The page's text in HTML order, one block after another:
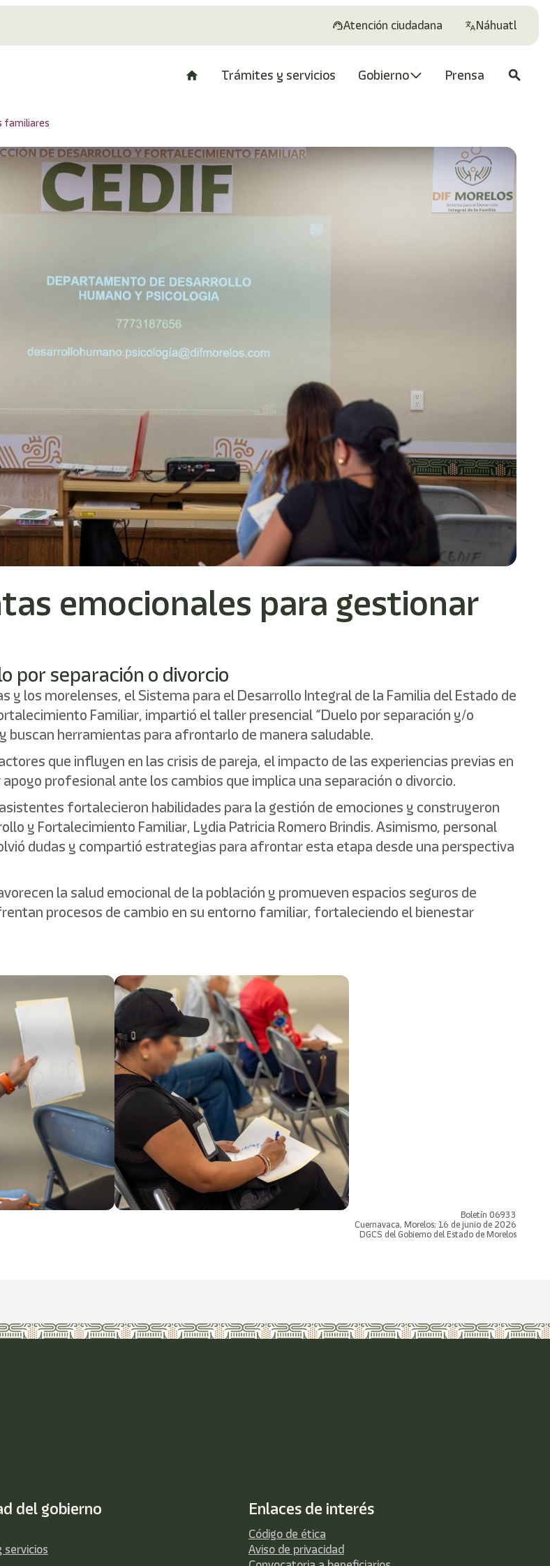
Atención ciudadana Náhuatl
Trámites y servicios Gobierno Prensa search
familiares
emocionales para gestionar
por separación o divorcio
los morelenses, el Sistema para el Desarrollo Integral de la Familia del Estado de
Familiar, impartió el taller presencial “Duelo por separación y/o
buscan herramientas para afrontarlo de manera saludable.
que influyen en las crisis de pareja, el impacto de las experiencias previas en
profesional ante los cambios que implica una separación o divorcio.
fortalecieron habilidades para la gestión de emociones y construyeron
y Fortalecimiento Familiar, Lydia Patricia Romero Brindis. Asimismo, personal
dudas y compartió estrategias para afrontar esta etapa desde una perspectiva
la salud emocional de la población y promueven espacios seguros de
procesos de cambio en su entorno familiar, fortaleciendo el bienestar
Boletín 06933
Cuernavaca, Morelos; 16 de junio de 2026
DGCS del Gobierno del Estado de Morelos
del gobierno Enlaces de interés
Código de ética
Aviso de privacidad